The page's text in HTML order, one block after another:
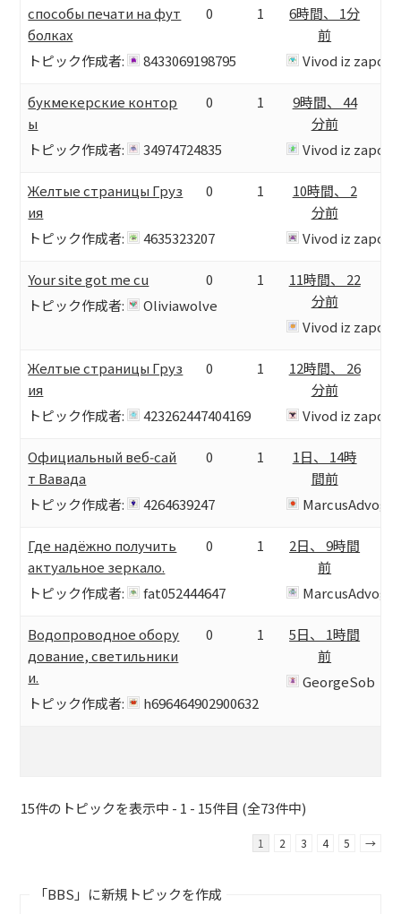
способы печати на фут
болках
トピック作成者:
8433069198795
0 1
6時間、 1分
前
Vivod iz
букмекерские контор
ы
トピック作成者:
34974724835
0 1
9時間、 44
分前
Vivod iz
Желтые страницы Груз
ия
トピック作成者:
4635323207
0 1
10時間、 2
分前
Vivod iz
Your site got me cu
トピック作成者:
Oliviawolve
0 1
11時間、 22
分前
Vivod iz
Желтые страницы Груз
ия
トピック作成者:
423262447404169
0 1
12時間、 26
分前
Vivod iz
Официальный веб‑сай
т Вавада
トピック作成者:
4264639247
0 1
1日、 14時
間前
MarcusAdvog
Где надёжно получить
актуальное зеркало.
トピック作成者:
fat052444647
0 1
2日、 9時間
前
MarcusAdvog
Водопроводное обору
дование, светильники
и.
トピック作成者:
h696464902900632
0 1
5日、 1時間
前
GeorgeSob
15件のトピックを表示中 - 1 - 15件目 (全73件中)
1 2 3 4 5 →
「BBS」に新規トピックを作成